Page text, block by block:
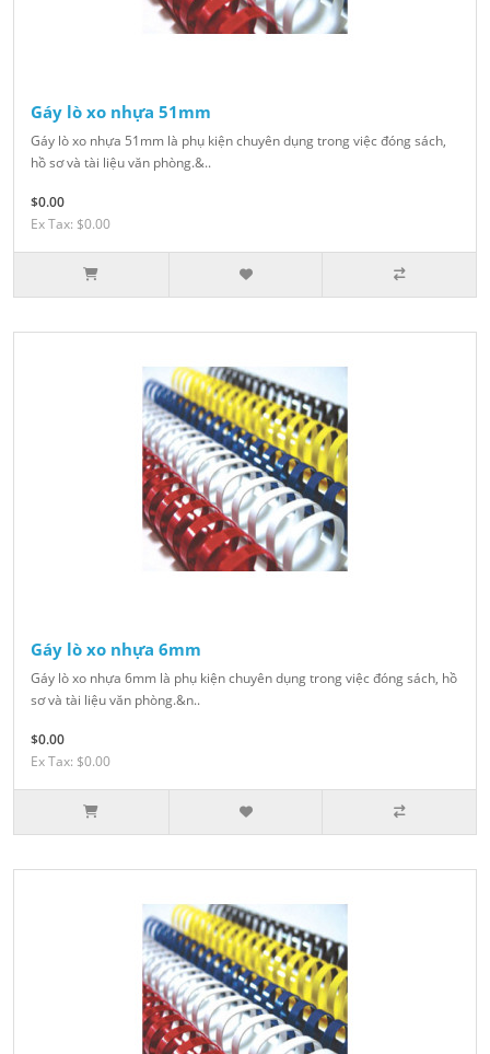
Gáy lò xo nhựa 51mm
Gáy lò xo nhựa 51mm là phụ kiện chuyên dụng trong việc đóng sách,
hồ sơ và tài liệu văn phòng.&..
$0.00
Ex Tax: $0.00
Gáy lò xo nhựa 6mm
Gáy lò xo nhựa 6mm là phụ kiện chuyên dụng trong việc đóng sách, hồ
sơ và tài liệu văn phòng.&n..
$0.00
Ex Tax: $0.00